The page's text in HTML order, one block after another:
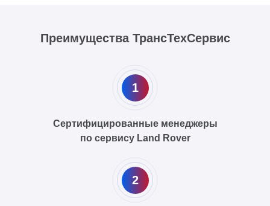
Преимущества ТрансТехСервис
1
Сертифицированные менеджеры
по сервису Land Rover
2